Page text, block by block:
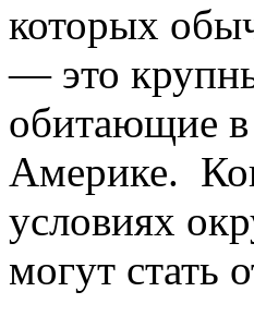
которых
— это
обитающие
Америке.
условиях
могут